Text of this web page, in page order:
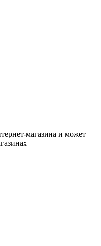
магазина и может